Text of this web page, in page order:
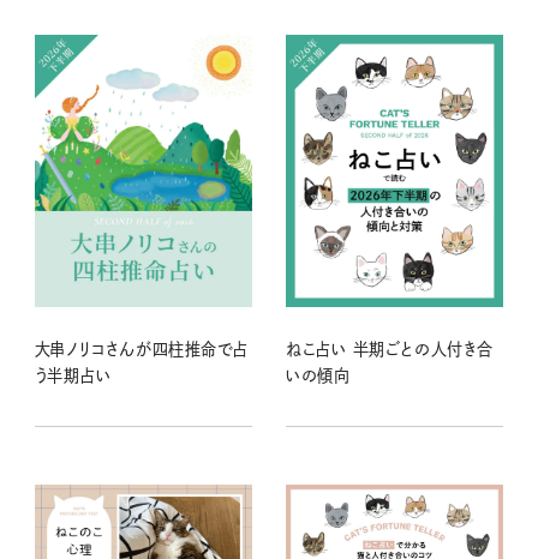
大串ノリコさんが四柱推命で占
う半期占い
ねこ占い 半期ごとの人付き合
いの傾向